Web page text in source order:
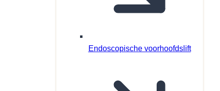
Endoscopische voorhoofdslift